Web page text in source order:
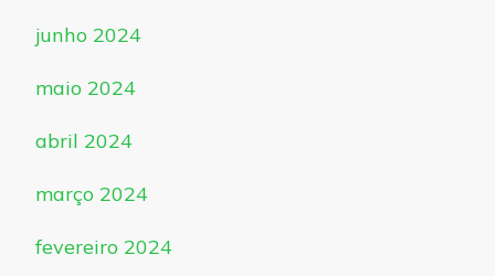
junho 2024
maio 2024
abril 2024
março 2024
fevereiro 2024